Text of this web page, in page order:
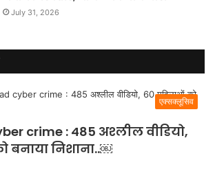
July 31, 2026
एक्सक्लूसिव
crime : 485 अश्लील वीडियो,
बनाया निशाना..￼